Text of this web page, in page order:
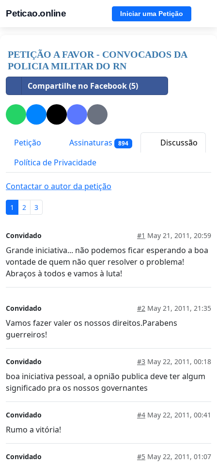
Peticao.online Iniciar uma Petição
PETIÇÃO A FAVOR - CONVOCADOS DA
POLICIA MILITAR DO RN
Compartilhe no Facebook (5)
Petição Assinaturas 894
Discussão
Política de Privacidade
Contactar o autor da petição
1 2 3
Convidado #1 May 21, 2011, 20:59
Grande iniciativa... não podemos ficar esperando a boa
vontade de quem não quer resolver o problema!
Abraços à todos e vamos à luta!
Convidado #2 May 21, 2011, 21:35
Vamos fazer valer os nossos direitos.Parabens
guerreiros!
Convidado #3 May 22, 2011, 00:18
boa iniciativa pessoal, a opnião publica deve ter algum
significado pra os nossos governantes
Convidado #4 May 22, 2011, 00:41
Rumo a vitória!
Convidado #5 May 22, 2011, 01:07